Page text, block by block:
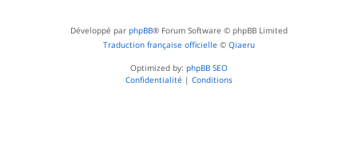
Développé par phpBB® Forum Software © phpBB Limited
Traduction française officielle © Qiaeru
Optimized by: phpBB SEO
Confidentialité | Conditions